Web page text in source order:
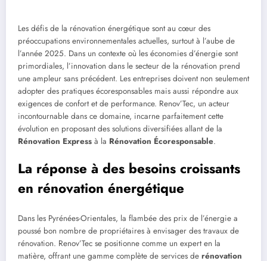
Les défis de la rénovation énergétique sont au cœur des
préoccupations environnementales actuelles, surtout à l’aube de
l’année 2025. Dans un contexte où les économies d’énergie sont
primordiales, l’innovation dans le secteur de la rénovation prend
une ampleur sans précédent. Les entreprises doivent non seulement
adopter des pratiques écoresponsables mais aussi répondre aux
exigences de confort et de performance. Renov’Tec, un acteur
incontournable dans ce domaine, incarne parfaitement cette
évolution en proposant des solutions diversifiées allant de la
Rénovation Express à la Rénovation Écoresponsable.
La réponse à des besoins croissants
en rénovation énergétique
Dans les Pyrénées-Orientales, la flambée des prix de l’énergie a
poussé bon nombre de propriétaires à envisager des travaux de
rénovation. Renov’Tec se positionne comme un expert en la
matière, offrant une gamme complète de services de rénovation